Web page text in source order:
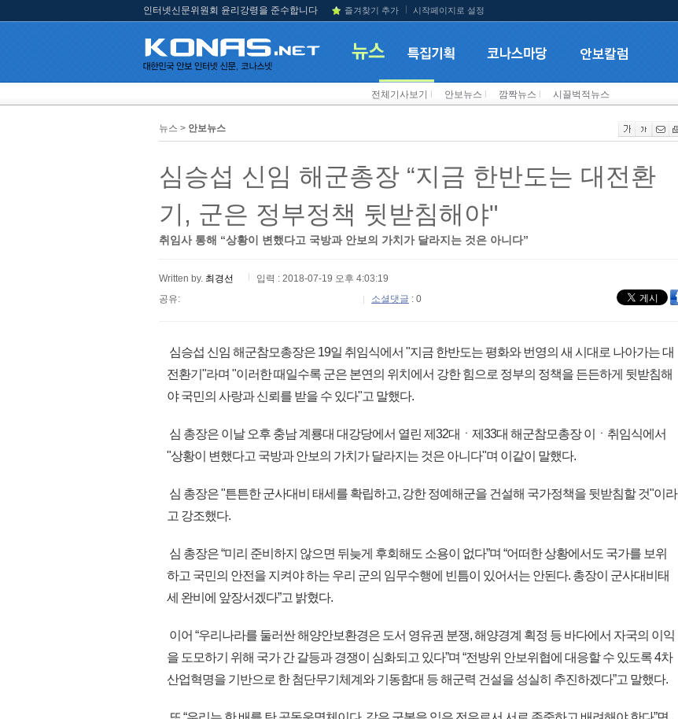
인터넷신문위원회 윤리강령을 준수합니다 즐겨찾기 추가 시작페이지로 설정
전체기사보기 안보뉴스 깜짝뉴스 시끌벅적뉴스
뉴스 > 안보뉴스
심승섭 신임 해군총장 “지금 한반도는 대전환
기, 군은 정부정책 뒷받침해야"
취임사 통해 “상황이 변했다고 국방과 안보의 가치가 달라지는 것은 아니다”
Written by. 최경선
입력 : 2018-07-19 오후 4:03:19
공유:
소셜댓글 : 0
심승섭 신임 해군참모총장은 19일 취임식에서 "지금 한반도는 평화와 번영의 새 시대로 나아가는 대
전환기"라며 "이러한 때일수록 군은 본연의 위치에서 강한 힘으로 정부의 정책을 든든하게 뒷받침해
야 국민의 사랑과 신뢰를 받을 수 있다"고 말했다.
심 총장은 이날 오후 충남 계룡대 대강당에서 열린 제32대ㆍ제33대 해군참모총장 이ㆍ취임식에서
"상황이 변했다고 국방과 안보의 가치가 달라지는 것은 아니다"며 이같이 말했다.
심 총장은 "튼튼한 군사대비 태세를 확립하고, 강한 정예해군을 건설해 국가정책을 뒷받침할 것"이라
고 강조했다.
심 총장은 “미리 준비하지 않으면 뒤늦게 후회해도 소용이 없다”며 “어떠한 상황에서도 국가를 보위
하고 국민의 안전을 지켜야 하는 우리 군의 임무수행에 빈틈이 있어서는 안된다. 총장이 군사대비태
세 완비에 앞장서겠다”고 밝혔다.
이어 “우리나라를 둘러싼 해양안보환경은 도서 영유권 분쟁, 해양경계 획정 등 바다에서 자국의 이익
을 도모하기 위해 국가 간 갈등과 경쟁이 심화되고 있다”며 “전방위 안보위협에 대응할 수 있도록 4차
산업혁명을 기반으로 한 첨단무기체계와 기동함대 등 해군력 건설을 성실히 추진하겠다”고 말했다.